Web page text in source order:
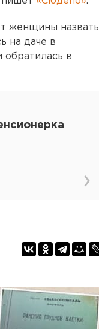
женщины назвать
на даче в
обратилась в